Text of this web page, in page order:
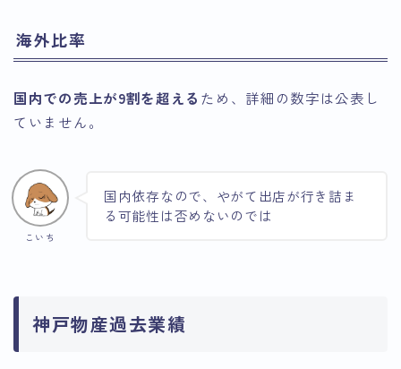
海外比率
国内での売上が9割を超える ため、詳細の数字は公表し
ていません。
こいち
国内依存なので、やがて出店が行き詰ま
る可能性は否めないのでは
神戸物産過去業績